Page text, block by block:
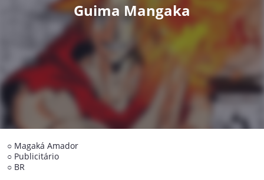
Guima Mangaka
○ Magaká Amador
○ Publicitário
○ BR